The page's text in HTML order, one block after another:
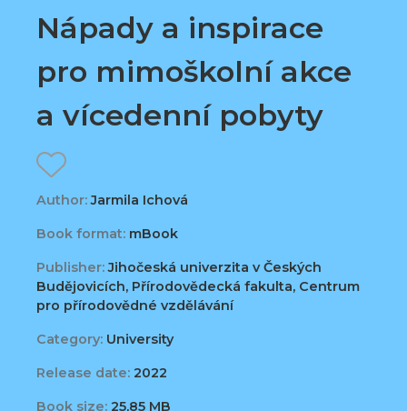
Nápady a inspirace
pro mimoškolní akce
a vícedenní pobyty
Author:Jarmila Ichová
Book format: mBook
Publisher:Jihočeská univerzita v Českých
Budějovicích, Přírodovědecká fakulta, Centrum
pro přírodovědné vzdělávání
Category: University
Release date: 2022
Book size: 25,85 MB